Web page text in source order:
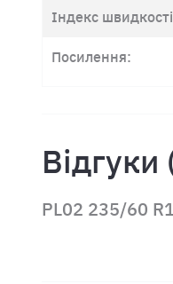
Індекс
Посилення:
Відгуки
PL02 235/60